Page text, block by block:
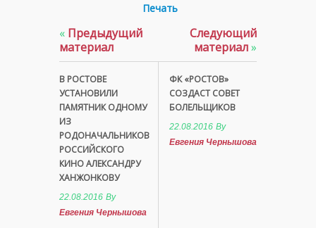
Печать
« Предыдущий
материал
В РОСТОВЕ
УСТАНОВИЛИ
ПАМЯТНИК ОДНОМУ
ИЗ
РОДОНАЧАЛЬНИКОВ
РОССИЙСКОГО
КИНО АЛЕКСАНДРУ
ХАНЖОНКОВУ
22.08.2016 By
Евгения Чернышова
Следующий
материал»
ФК «РОСТОВ»
СОЗДАСТ СОВЕТ
БОЛЕЛЬЩИКОВ
22.08.2016 By
Евгения Чернышова